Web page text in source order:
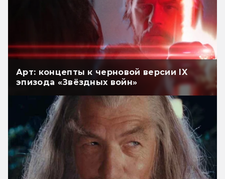
Арт: концепты к черновой версии IX
эпизода «Звёздных войн»